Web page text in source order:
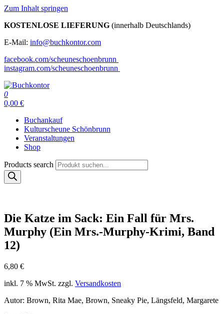
Zum Inhalt springen
KOSTENLOSE LIEFERUNG (innerhalb Deutschlands)
E-Mail: info@buchkontor.com
facebook.com/scheuneschoenbrunn
instagram.com/scheuneschoenbrunn
Buchkontor
Modernes Antiquariat
0
0,00 €
Buchankauf
Kulturscheune Schönbrunn
Veranstaltungen
Shop
Products search
Die Katze im Sack: Ein Fall für Mrs.
Murphy (Ein Mrs.-Murphy-Krimi, Band
12)
6,80 €
inkl. 7 % MwSt. zzgl. Versandkosten
Autor: Brown, Rita Mae, Brown, Sneaky Pie, Längsfeld, Margarete